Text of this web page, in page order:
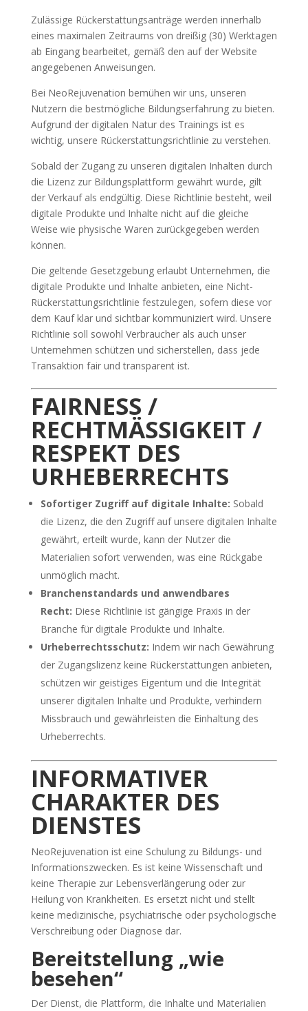
Zulässige Rückerstattungsanträge werden innerhalb
eines maximalen Zeitraums von dreißig (30) Werktagen
ab Eingang bearbeitet, gemäß den auf der Website
angegebenen Anweisungen.
Bei NeoRejuvenation bemühen wir uns, unseren
Nutzern die bestmögliche Bildungserfahrung zu bieten.
Aufgrund der digitalen Natur des Trainings ist es
wichtig, unsere Rückerstattungsrichtlinie zu verstehen.
Sobald der Zugang zu unseren digitalen Inhalten durch
die Lizenz zur Bildungsplattform gewährt wurde, gilt
der Verkauf als endgültig. Diese Richtlinie besteht, weil
digitale Produkte und Inhalte nicht auf die gleiche
Weise wie physische Waren zurückgegeben werden
können.
Die geltende Gesetzgebung erlaubt Unternehmen, die
digitale Produkte und Inhalte anbieten, eine Nicht-
Rückerstattungsrichtlinie festzulegen, sofern diese vor
dem Kauf klar und sichtbar kommuniziert wird. Unsere
Richtlinie soll sowohl Verbraucher als auch unser
Unternehmen schützen und sicherstellen, dass jede
Transaktion fair und transparent ist.
FAIRNESS /
RECHTMÄSSIGKEIT /
RESPEKT DES
URHEBERRECHTS
Sofortiger Zugriff auf digitale Inhalte: Sobald
die Lizenz, die den Zugriff auf unsere digitalen Inhalte
gewährt, erteilt wurde, kann der Nutzer die
Materialien sofort verwenden, was eine Rückgabe
unmöglich macht.
Branchenstandards und anwendbares
Recht: Diese Richtlinie ist gängige Praxis in der
Branche für digitale Produkte und Inhalte.
Urheberrechtsschutz: Indem wir nach Gewährung
der Zugangslizenz keine Rückerstattungen anbieten,
schützen wir geistiges Eigentum und die Integrität
unserer digitalen Inhalte und Produkte, verhindern
Missbrauch und gewährleisten die Einhaltung des
Urheberrechts.
INFORMATIVER
CHARAKTER DES
DIENSTES
NeoRejuvenation ist eine Schulung zu Bildungs- und
Informationszwecken. Es ist keine Wissenschaft und
keine Therapie zur Lebensverlängerung oder zur
Heilung von Krankheiten. Es ersetzt nicht und stellt
keine medizinische, psychiatrische oder psychologische
Verschreibung oder Diagnose dar.
Bereitstellung „wie
besehen“
Der Dienst, die Plattform, die Inhalte und Materialien